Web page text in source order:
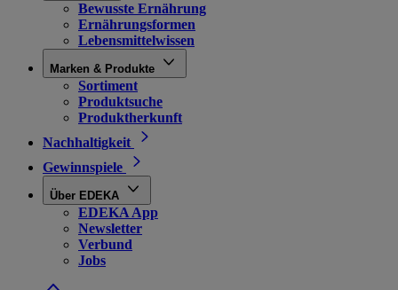
Bewusste Ernährung
Ernährungsformen
Lebensmittelwissen
Marken & Produkte
Sortiment
Produktsuche
Produktherkunft
Nachhaltigkeit
Gewinnspiele
Über EDEKA
EDEKA App
Newsletter
Verbund
Jobs